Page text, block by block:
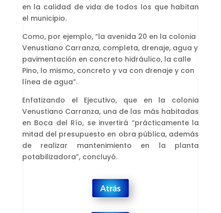
en la calidad de vida de todos los que habitan
el municipio.
Como, por ejemplo, “la avenida 20 en la colonia
Venustiano Carranza, completa, drenaje, agua y
pavimentación en concreto hidráulico, la calle
Pino, lo mismo, concreto y va con drenaje y con
línea de agua”.
Enfatizando el Ejecutivo, que en la colonia
Venustiano Carranza, una de las más habitadas
en Boca del Río, se invertirá “prácticamente la
mitad del presupuesto en obra pública, además
de realizar mantenimiento en la planta
potabilizadora”, concluyó.
Atrás